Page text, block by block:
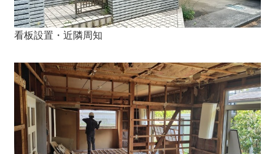
看板設置・近隣周知